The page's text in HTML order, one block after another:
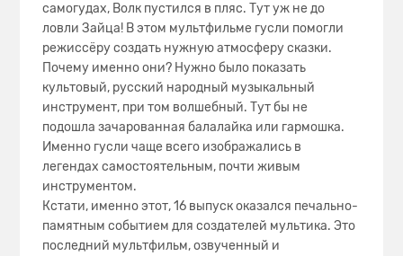
самогудах, Волк пустился в пляс. Тут уж не до
ловли Зайца! В этом мультфильме гусли помогли
режиссёру создать нужную атмосферу сказки.
Почему именно они? Нужно было показать
культовый, русский народный музыкальный
инструмент, при том волшебный. Тут бы не
подошла зачарованная балалайка или гармошка.
Именно гусли чаще всего изображались в
легендах самостоятельным, почти живым
инструментом.
Кстати, именно этот, 16 выпуск оказался печально-
памятным событием для создателей мультика. Это
последний мультфильм, озвученный и